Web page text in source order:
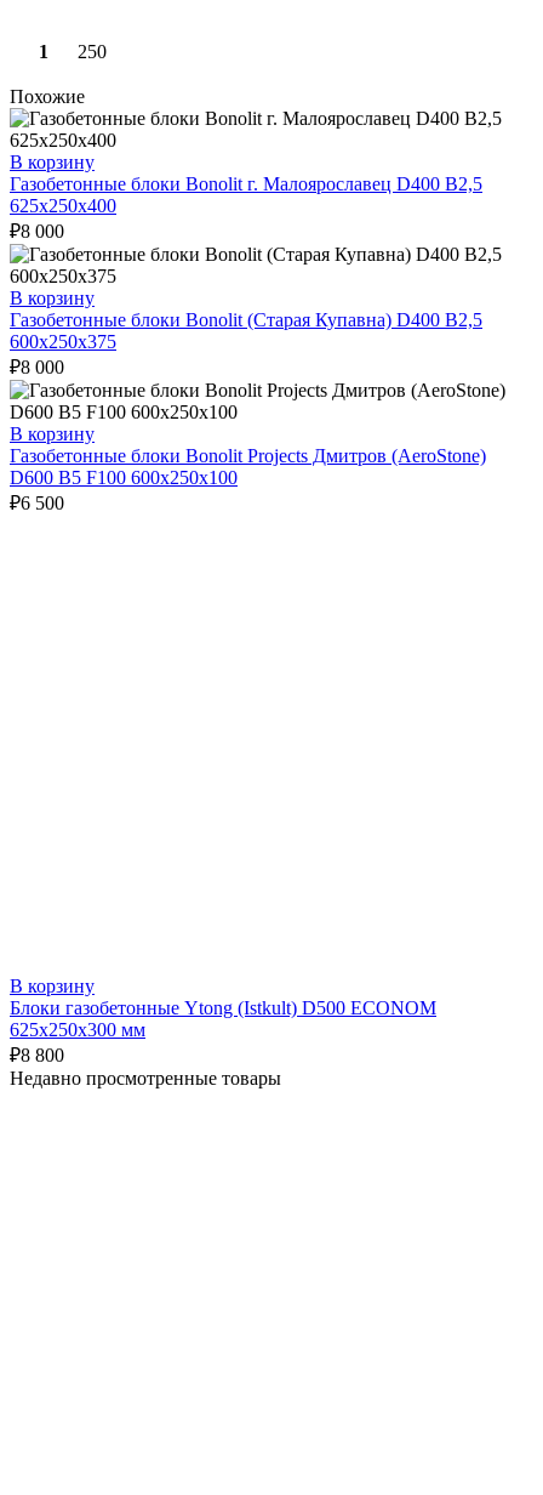
1 250
Похожие
В корзину
Газобетонные блоки Bonolit г. Малоярославец D400 B2,5
625х250х400
₽8 000
В корзину
Газобетонные блоки Bonolit (Старая Купавна) D400 В2,5
600х250х375
₽8 000
В корзину
Газобетонные блоки Bonolit Projects Дмитров (AeroStone)
D600 B5 F100 600х250х100
₽6 500
В корзину
Блоки газобетонные Ytong (Istkult) D500 ECONOM
625х250х300 мм
₽8 800
Недавно просмотренные товары